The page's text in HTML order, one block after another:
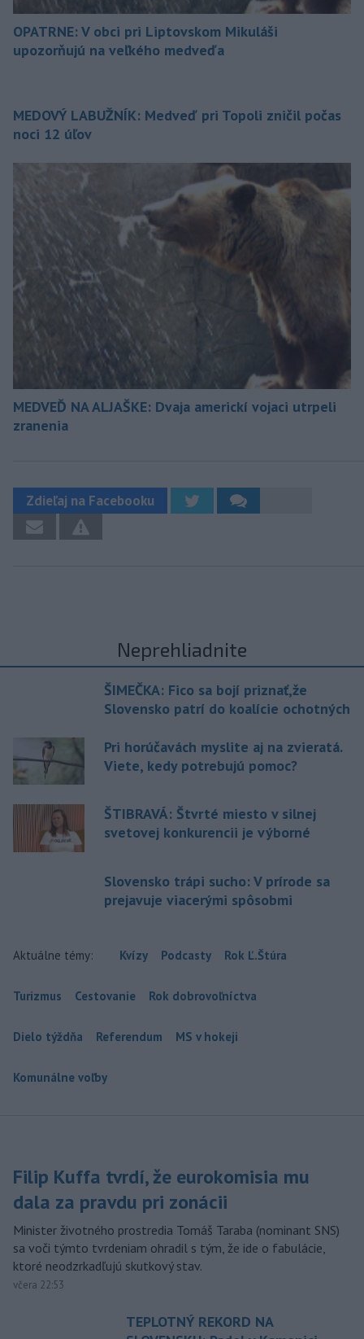
OPATRNE: V obci pri Liptovskom Mikuláši
upozorňujú na veľkého medveďa
MEDOVÝ LABUŽNÍK: Medveď pri Topoli zničil počas
noci 12 úľov
MEDVEĎ NA ALJAŠKE: Dvaja americkí vojaci utrpeli
zranenia
Zdieľaj na Facebooku
Neprehliadnite
ŠIMEČKA: Fico sa bojí priznať,že
Slovensko patrí do koalície ochotných
Pri horúčavách myslite aj na zvieratá.
Viete, kedy potrebujú pomoc?
ŠTIBRAVÁ: Štvrté miesto v silnej
svetovej konkurencii je výborné
Slovensko trápi sucho: V prírode sa
prejavuje viacerými spôsobmi
Aktuálne témy: Kvízy Podcasty Rok Ľ.Štúra
Turizmus Cestovanie Rok dobrovoľníctva
Dielo týždňa Referendum MS v hokeji
Komunálne voľby
Filip Kuffa tvrdí, že eurokomisia mu
dala za pravdu pri zonácii
Minister životného prostredia Tomáš Taraba (nominant SNS)
sa voči týmto tvrdeniam ohradil s tým, že ide o fabulácie,
ktoré neodzrkadľujú skutkový stav.
včera 22:53
TEPLOTNÝ REKORD NA